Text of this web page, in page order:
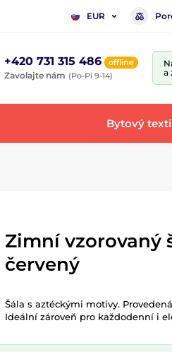
EUR
+420 731 315 486 offline
Zavolajte nám (Po-Pi 9-14)
a
Bytový
Zimní vzorovaný
červený
Šála s aztéckými motivy.
Ideální zároveň pro každodenní i